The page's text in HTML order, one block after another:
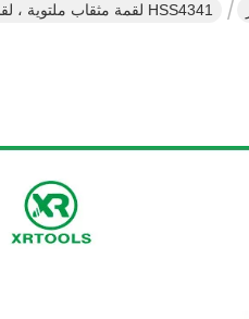
HSS4341 لقمة مثقاب ملتوية ، لقم مثقاب مطروقة نصف مطلية بالقصدير مطلية بالقصدير